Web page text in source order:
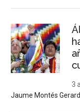
3
Jaume Montés